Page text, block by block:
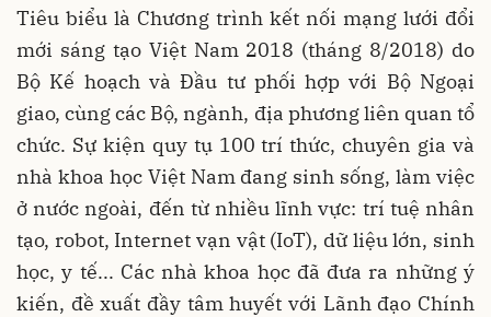
Tiêu biểu là Chương trình kết nối mạng lưới đổi
mới sáng tạo Việt Nam 2018 (tháng 8/2018) do
Bộ Kế hoạch và Đầu tư phối hợp với Bộ Ngoại
giao, cùng các Bộ, ngành, địa phương liên quan tổ
chức. Sự kiện quy tụ 100 trí thức, chuyên gia và
nhà khoa học Việt Nam đang sinh sống, làm việc
ở nước ngoài, đến từ nhiều lĩnh vực: trí tuệ nhân
tạo, robot, Internet vạn vật (IoT), dữ liệu lớn, sinh
học, y tế... Các nhà khoa học đã đưa ra những ý
kiến, đề xuất đầy tâm huyết với Lãnh đạo Chính